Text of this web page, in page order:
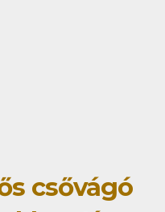
csővágó